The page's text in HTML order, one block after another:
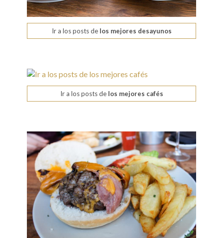
Ir a los posts delos mejores desayunos
Ir a los posts delos mejores cafés